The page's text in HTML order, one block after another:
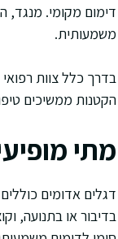
דימום מקומי. מנגד,
משמעותית.
בדרך כלל צוות
הקטנות ממשיכים
מתי
דגלים אדומים
בדיבור או בתנועה,